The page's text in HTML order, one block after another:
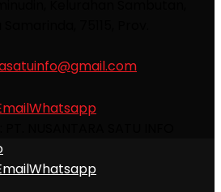
Whatsapp
Whatsapp